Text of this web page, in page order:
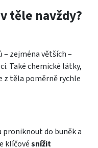
těle navždy?
zejména větších –
Také chemické látky,
z těla poměrně rychle
proniknout do buněk a
klíčovésnížit